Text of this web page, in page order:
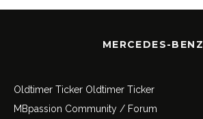
MERCEDES-BENZ
Oldtimer Ticker Oldtimer Ticker
MBpassion Community / Forum